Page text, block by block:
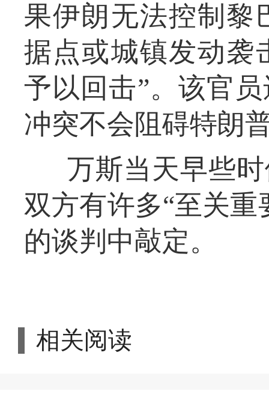
果伊朗无法控制黎
据点或城镇发动袭
予以回击”。该官
冲突不会阻碍特朗
万斯当天早些
双方有许多“至关
的谈判中敲定。
相关阅读